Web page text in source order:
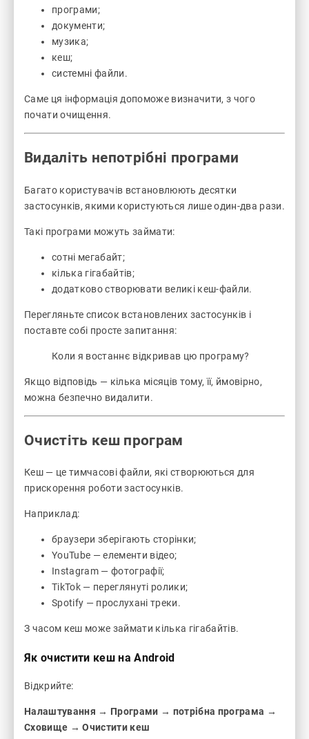
програми;
документи;
музика;
кеш;
системні файли.
Саме ця інформація допоможе визначити, з чого
почати очищення.
Видаліть непотрібні програми
Багато користувачів встановлюють десятки
застосунків, якими користуються лише один-два рази.
Такі програми можуть займати:
сотні мегабайт;
кілька гігабайтів;
додатково створювати великі кеш-файли.
Перегляньте список встановлених застосунків і
поставте собі просте запитання:
Коли я востаннє відкривав цю програму?
Якщо відповідь — кілька місяців тому, її, ймовірно,
можна безпечно видалити.
Очистіть кеш програм
Кеш — це тимчасові файли, які створюються для
прискорення роботи застосунків.
Наприклад:
браузери зберігають сторінки;
YouTube — елементи відео;
Instagram — фотографії;
TikTok — переглянуті ролики;
Spotify — прослухані треки.
З часом кеш може займати кілька гігабайтів.
Як очистити кеш на Android
Відкрийте:
Налаштування → Програми → потрібна програма →
Сховище → Очистити кеш